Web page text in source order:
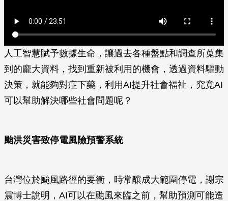
人工智慧賦予數據生命，讓過去各種盤點和調查所蒐集
到的龐大資料，找到重新被利用的機會，透過資料驅動
決策，就能夠對症下藥，利用AI提升社會福祉，究竟AI
可以幫助解決哪些社會問題呢？
颱洪災害致停電風險預警系統
台灣位於颱風路徑的要衝，時常釀成大範圍停電，謝宗
震博士說明，AI可以在颱風來臨之前，幫助預測可能造